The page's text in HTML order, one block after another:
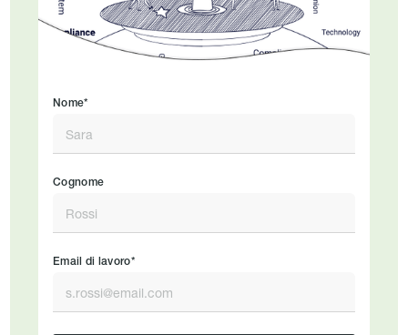
Nome*
Cognome
Email di lavoro*